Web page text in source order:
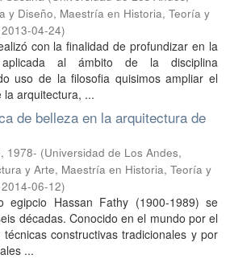
y Diseño, Maestría en Historia, Teoría y
2013-04-24)
con la finalidad de profundizar en la
al ámbito de la disciplina
uso de la filosofia quisimos ampliar el
arquitectura, ...
de belleza en la arquitectura de
1978- (Universidad de Los Andes,
y Arte, Maestría en Historia, Teoría y
2014-06-12)
egipcio Hassan Fathy (1900-1989) se
décadas. Conocido en el mundo por el
constructivas tradicionales y por
...